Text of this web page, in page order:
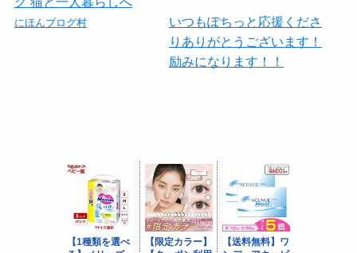
にほんブログ村
いつもぽちっと応援くださ
りありがとうございます！
励みになります！！